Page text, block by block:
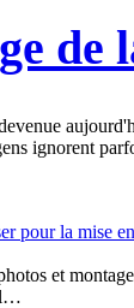
de
ignorent
pour la mise
et